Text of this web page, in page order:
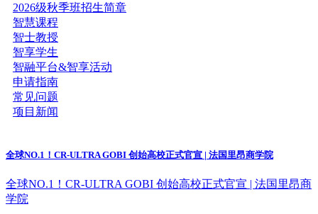
2026级秋季班招生简章
智慧课程
智士教授
智享学生
智融平台&智享活动
申请指南
常见问题
项目新闻
全球NO.1！CR-ULTRA GOBI 创始高校正式官宣 | 法国里昂商学院
全球NO.1！CR-ULTRA GOBI 创始高校正式官宣 | 法国里昂商
学院